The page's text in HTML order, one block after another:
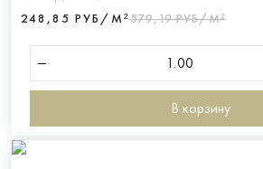
248,85 РУБ/М²579,19 РУБ/М²
В корзину